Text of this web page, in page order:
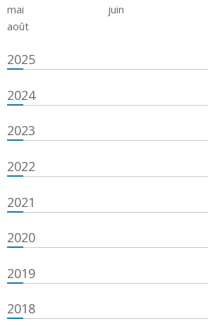
mai
juin
août
2025
2024
2023
2022
2021
2020
2019
2018